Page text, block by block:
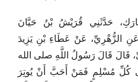
حَدَّثَنِي قُرَيْشُ بْنُ حَيَّانَ
عَنِ الزُّهْرِيِّ، عَنْ عَطَاءِ بْنِ يَزِيدَ
قَالَ قَالَ رَسُولُ اللَّهِ صلى الله
كُلِّ مُسْلِمٍ فَمَنْ أَحَبَّ أَنْ يُوتِرَ